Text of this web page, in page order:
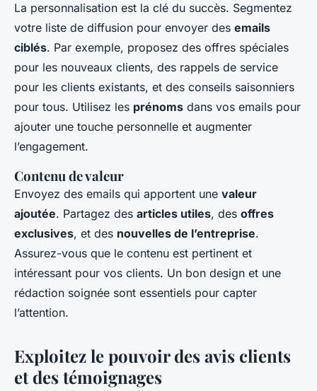
La personnalisation est la clé du succès. Segmentez
votre liste de diffusion pour envoyer des emails
ciblés. Par exemple, proposez des offres spéciales
pour les nouveaux clients, des rappels de service
pour les clients existants, et des conseils saisonniers
pour tous. Utilisez les prénoms dans vos emails pour
ajouter une touche personnelle et augmenter
l’engagement.
Contenu de valeur
Envoyez des emails qui apportent une valeur
ajoutée. Partagez des articles utiles, des offres
exclusives, et des nouvelles de l’entreprise.
Assurez-vous que le contenu est pertinent et
intéressant pour vos clients. Un bon design et une
rédaction soignée sont essentiels pour capter
l’attention.
Exploitez le pouvoir des avis clients
et des témoignages